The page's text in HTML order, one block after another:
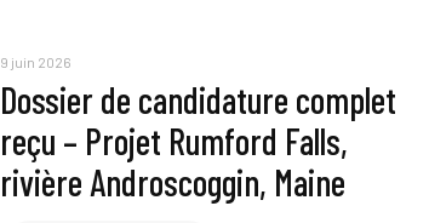
9 juin 2026
Dossier de candidature complet
reçu – Projet Rumford Falls,
rivière Androscoggin, Maine